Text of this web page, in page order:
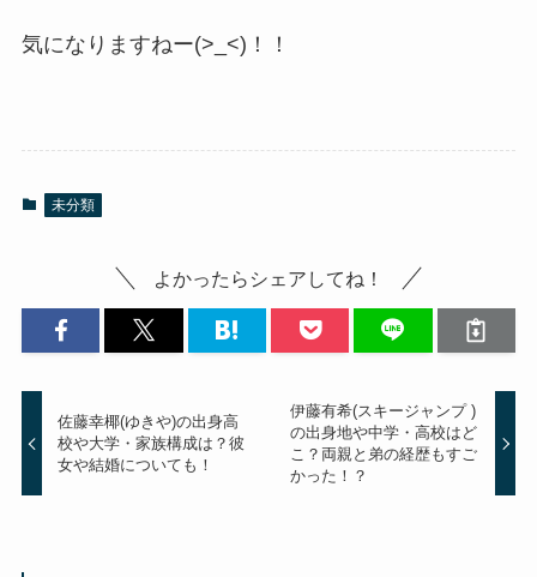
気になりますねー(>_<)！！
未分類
よかったらシェアしてね！
佐藤幸椰(ゆきや)の出身高
校や大学・家族構成は？彼
女や結婚についても！
伊藤有希(スキージャンプ )
の出身地や中学・高校はど
こ？両親と弟の経歴もすご
かった！？